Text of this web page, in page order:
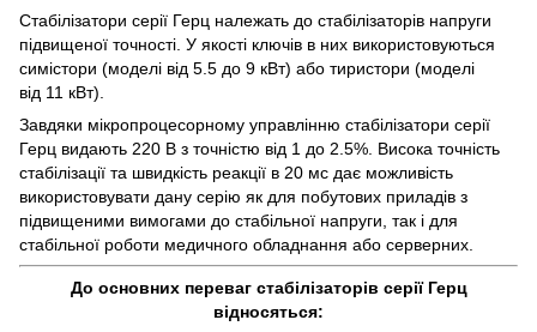
Стабілізатори серії Герц належать до стабілізаторів напруги
підвищеної точності. У якості ключів в них використовуються
симістори (моделі від 5.5 до 9 кВт) або тиристори (моделі
від 11 кВт).
Завдяки мікропроцесорному управлінню стабілізатори серії
Герц видають 220 В з точністю від 1 до 2.5%. Висока точність
стабілізації та швидкість реакції в 20 мс дає можливість
використовувати дану серію як для побутових приладів з
підвищеними вимогами до стабільної напруги, так і для
стабільної роботи медичного обладнання або серверних.
До основних переваг стабілізаторів серії Герц
відносяться: